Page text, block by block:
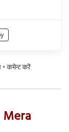
कमेन्ट करें
Mera